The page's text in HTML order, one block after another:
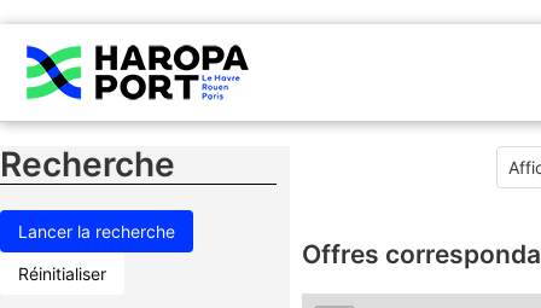
Recherche
Réinitialiser
Offres